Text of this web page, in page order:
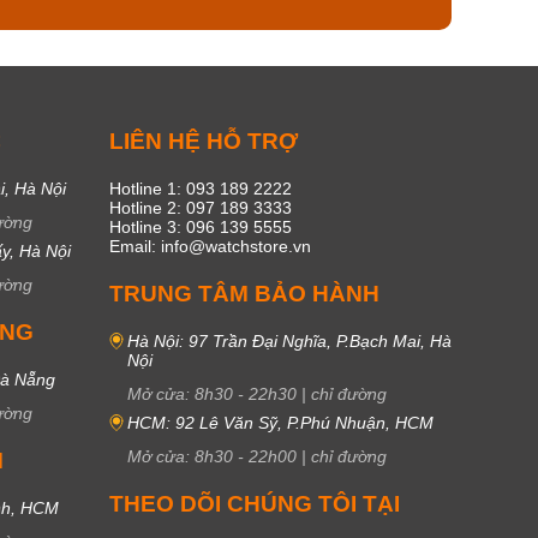
Hà Nội
Hà Nội
Nẵng
HCM
LIÊN HỆ HỖ TRỢ
Hotline 1: 093 189 2222
Hotline 2: 097 189 3333
Hotline 3: 096 139 5555
Email: info@watchstore.vn
TRUNG TÂM BẢO HÀNH
Hà Nội: 97 Trần Đại Nghĩa, P.Bạch Mai, Hà
Nội
Mở cửa: 8h30 - 22h30 | chỉ đường
HCM: 92 Lê Văn Sỹ, P.Phú Nhuận, HCM
Mở cửa: 8h30 - 22h00 | chỉ đường
THEO DÕI CHÚNG TÔI TẠI